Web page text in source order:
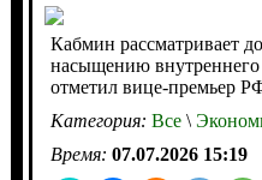
Кабмин рассматривает
насыщению
отметил вице-премьер
Категория: Все\
Время: 07.07.2026 15:19